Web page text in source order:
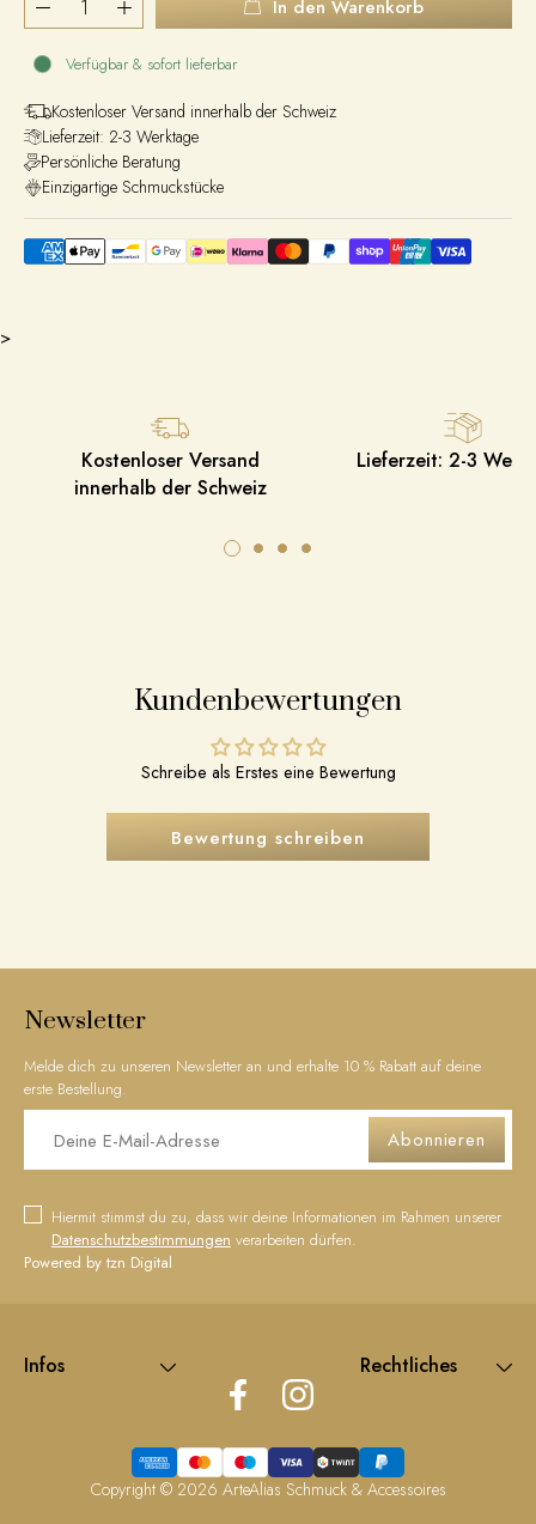
In den Warenkorb
Verfügbar & sofort lieferbar
Kostenloser Versand innerhalb der Schweiz
Lieferzeit: 2-3 Werktage
Persönliche Beratung
Einzigartige Schmuckstücke
>
Kostenloser Versand
innerhalb der Schweiz
Lieferzeit: 2-3
Kundenbewertungen
Schreibe als Erstes eine Bewertung
Bewertung schreiben
Infos Rechtliches
Copyright © 2026 ArteAlias Schmuck & Accessoires
Newsletter
Melde dich zu unseren Newsletter an und erhalte 10 % Rabatt auf deine
erste Bestellung.
Abonnieren
Hiermit stimmst du zu, dass wir deine Informationen im Rahmen unserer
Datenschutzbestimmungen verarbeiten dürfen.
Powered by tzn Digital